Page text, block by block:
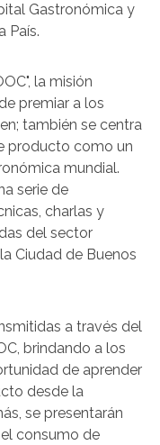
Gastronómica y
País.
la misión
premiar a los
también se centra
producto como un
mundial.
serie de
charlas y
del sector
Ciudad de Buenos
a través del
brindando a los
de aprender
desde la
se presentarán
consumo de